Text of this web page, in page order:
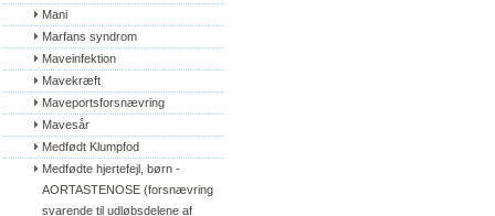
Mani
Marfans syndrom
Maveinfektion
Mavekræft
Maveportsforsnævring
Mavesår
Medfødt Klumpfod
Medfødte hjertefejl, børn -
AORTASTENOSE (forsnævring
svarende til udløbsdelene af